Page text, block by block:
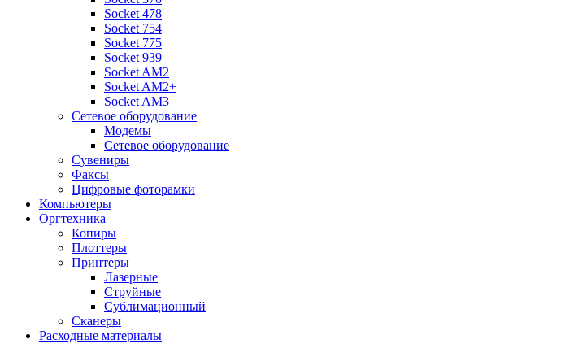
Socket 478
Socket 754
Socket 775
Socket 939
Socket AM2
Socket AM2+
Socket AM3
Сетевое оборудование
Модемы
Сетевое оборудование
Сувениры
Факсы
Цифровые фоторамки
Компьютеры
Оргтехника
Копиры
Плоттеры
Принтеры
Лазерные
Струйные
Сублимационный
Сканеры
Расходные материалы